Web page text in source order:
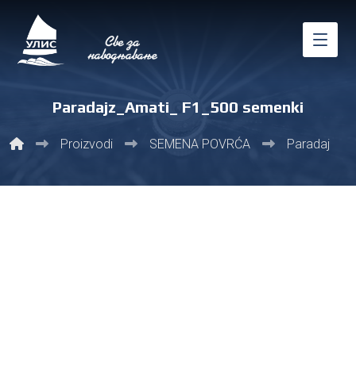
Paradajz_Amati_ F1_500 semenki
Proizvodi SEMENA POVRĆA Paradajz